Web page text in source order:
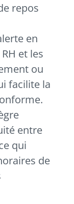
repos
en
et les
ou
facilite la
entre
qui
de